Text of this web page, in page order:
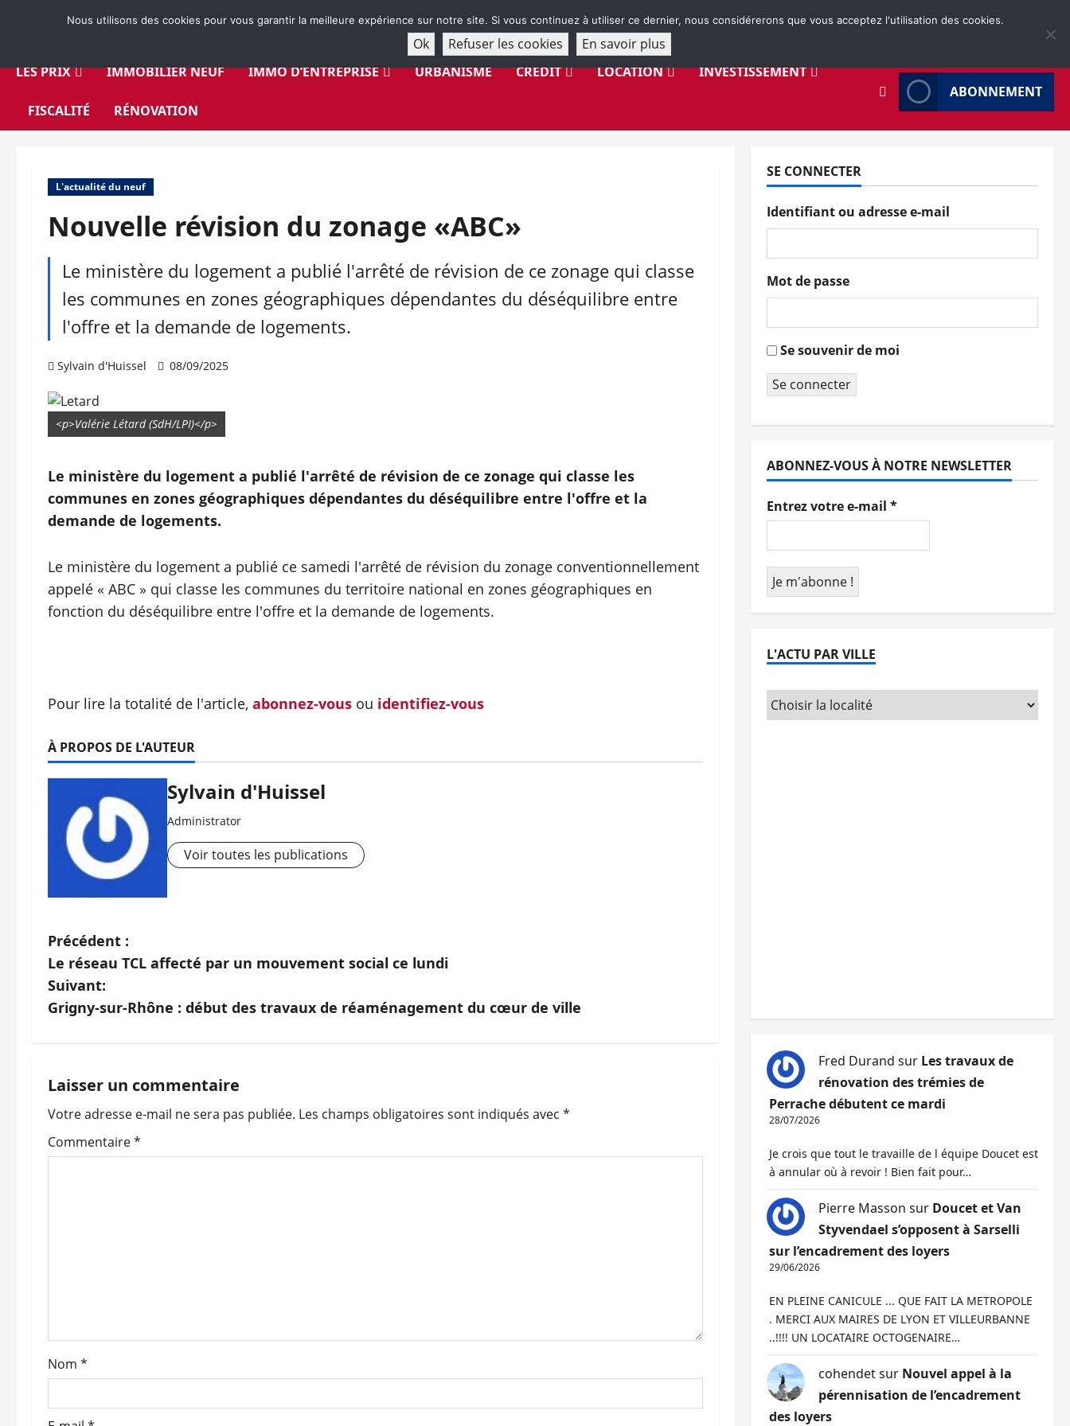
LES PRIX
IMMOBILIER NEUF IMMO D’ENTREPRISE URBANISME CRÉDIT LOCATION INVESTISSEMENT
FISCALITÉ RÉNOVATION
ABONNEMENT
L'actualité du neuf
Nouvelle révision du zonage «ABC»
Le ministère du logement a publié l'arrêté de révision de ce zonage qui classe
les communes en zones géographiques dépendantes du déséquilibre entre
l'offre et la demande de logements.
Sylvain d'Huissel 08/09/2025
<p>Valérie Létard (SdH/LPI)</p>
Le ministère du logement a publié l'arrêté de révision de ce zonage qui classe les
communes en zones géographiques dépendantes du déséquilibre entre l'offre et la
demande de logements.
Le ministère du logement a publié ce samedi l'arrêté de révision du zonage conventionnellement
appelé « ABC » qui classe les communes du territoire national en zones géographiques en
fonction du déséquilibre entre l'offre et la demande de logements.
Pour lire la totalité de l'article, abonnez-vous ou identifiez-vous
À PROPOS DE L'AUTEUR
Sylvain d'Huissel
Administrator
Voir toutes les publications
N
a
v
g
a
t
a
r
t
Précédent :
Le réseau TCL affecté par un mouvement social ce lundi
Suivant:
Grigny-sur-Rhône : début des travaux de réaménagement du cœur de ville
Laisser un commentaire
Votre adresse e-mail ne sera pas publiée. Les champs obligatoires sont indiqués avec *
Commentaire*
Nom *
SE CONNECTER
Identifiant ou adresse e-mail
Mot de passe
Se souvenir de moi
Se connecter
ABONNEZ-VOUS À NOTRE NEWSLETTER
Entrez votre e-mail *
L'ACTU PAR VILLE
Fred Durand sur Les travaux de
rénovation des trémies de
Perrache débutent ce mardi
28/07/2026
Je crois que tout le travaille de l équipe Doucet est
à annular où à revoir ! Bien fait pour…
Pierre Masson sur Doucet et Van
Styvendael s’opposent à Sarselli
sur l’encadrement des loyers
29/06/2026
EN PLEINE CANICULE ... QUE FAIT LA METROPOLE
. MERCI AUX MAIRES DE LYON ET VILLEURBANNE
..!!!! UN LOCATAIRE OCTOGENAIRE…
cohendetsur Nouvel appel à la
pérennisation de l’encadrement
des loyers
Nous utilisons des cookies pour vous garantir la meilleure expérience sur notre site. Si vous continuez à utiliser ce dernier, nous considérerons que vous acceptez l'utilisation des cookies.
Ok Refuser les cookies En savoir plus